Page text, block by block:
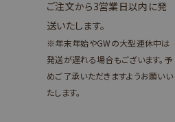
ご注文から3営業日以内に発
送いたします。
※年末年始やGWの大型連休中は
発送が遅れる場合もございます。予
めご了承いただきますようお願いい
たします。